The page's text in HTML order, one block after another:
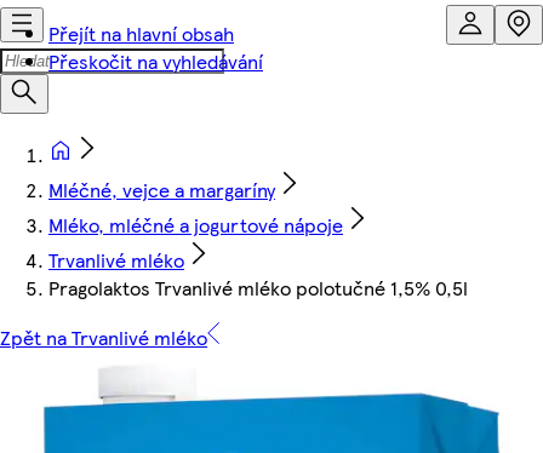
Přejít na hlavní obsah
Přeskočit na vyhledávání
Mléčné, vejce a margaríny
Mléko, mléčné a jogurtové nápoje
Trvanlivé mléko
Pragolaktos Trvanlivé mléko polotučné 1,5% 0,5l
Zpět na Trvanlivé mléko